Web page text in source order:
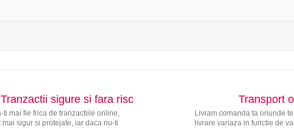
Tranzactii sigure si fara risc
ti mai fie frica de tranzactiile online,
mai sigur si protejate, iar daca nu-ti
Transport
Livram comanda ta oriunde
livrare variaza in functie de